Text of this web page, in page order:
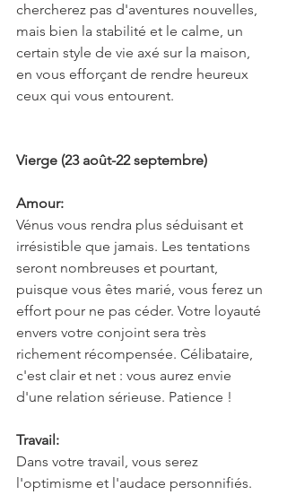
chercherez pas d'aventures nouvelles,
mais bien la stabilité et le calme, un
certain style de vie axé sur la maison,
en vous efforçant de rendre heureux
ceux qui vous entourent.
Vierge (23 août-22 septembre)
Amour:
Vénus vous rendra plus séduisant et
irrésistible que jamais. Les tentations
seront nombreuses et pourtant,
puisque vous êtes marié, vous ferez un
effort pour ne pas céder. Votre loyauté
envers votre conjoint sera très
richement récompensée. Célibataire,
c'est clair et net : vous aurez envie
d'une relation sérieuse. Patience !
Travail:
Dans votre travail, vous serez
l'optimisme et l'audace personnifiés.